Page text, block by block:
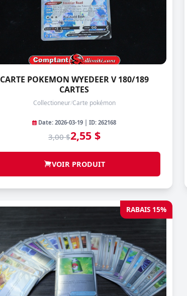
CARTE POKEMON WYEDEER V 180/189
CARTES
Collectioneur/Carte pokémon
Date: 2026-03-19 | ID: 262168
3,00 $2,55 $
VOIR PRODUIT
RABAIS 15%